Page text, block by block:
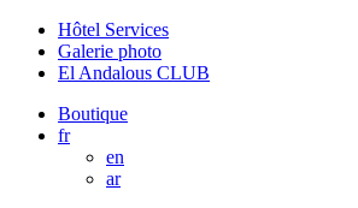
Hôtel Services
Galerie photo
El Andalous CLUB
Boutique
fr
en
ar